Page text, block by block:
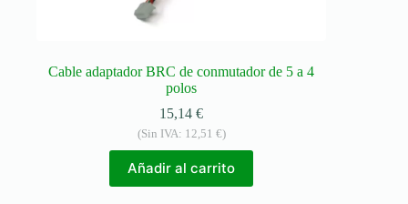
Cable adaptador BRC de conmutador de 5 a 4
polos
15,14€
(Sin IVA: 12,51 €)
Añadir al carrito